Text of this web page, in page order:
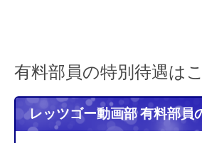
有料部員の特別待遇は
レッツゴー動画部 有料部員